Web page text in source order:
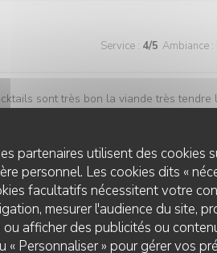
partenaires utilisent des cookies
personnel. Les cookies dits «
facultatifs nécessitent votre
mesurer l'audience du site,
afficher des publicités ou
« Personnaliser » pour gérer vos
Service : 4/5 Ambiance :
sont très bon la viande très
abordable.
Service: 5/5 Ambiance: